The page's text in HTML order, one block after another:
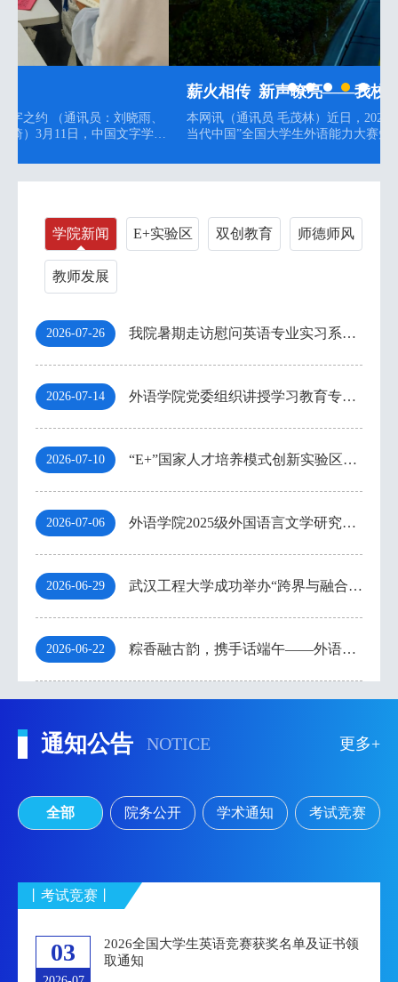
薪火相传 新声嘹亮——我校学子在“外研社·国...
本网讯（通讯员 毛茂林）近日，2025年“外研社·国才杯”“理解
当代中国”全国大学生外语能力大赛短视频赛道全国总决赛圆满
品参赛。我校外语学院殷茹涵、毛茂林等同学主创的短视频作
品《薪火·新声》凭借鲜明的主题立意、创新的叙事...
学院新闻 E+实验区 双创教育 师德师风
教师发展
2026-07-26 我院暑期走访慰问英语专业实习系列活动顺利开展
2026-07-14 外语学院党委组织讲授学习教育专题党课
2026-07-10 “E+”国家人才培养模式创新实验区召开2026年教研项目中期推进会暨新一轮项目孵化会
2026-07-06 外语学院2025级外国语言文学研究生读书报告会成功举办
2026-06-29 武汉工程大学成功举办“跨界与融合：语言学科范式变革与创新发展国际论坛”
2026-06-22 粽香融古韵，携手话端午——外语学院23级汉语国际教育专业实习生端午传统文化体验活动顺利举办
通知公告 NOTICE 更多+
全部 院务公开 学术通知 考试竞赛
丨考试竞赛丨
03
2026全国大学生英语竞赛获奖名单及证书领
取通知